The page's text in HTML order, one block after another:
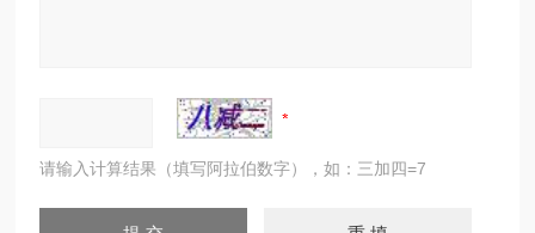
请输入计算结果（填写阿拉伯数字），如：三加四=7